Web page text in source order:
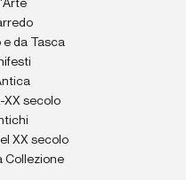
e da Tasca
XX secolo
XX secolo
Collezione